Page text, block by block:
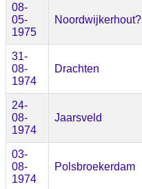
08-
05-
1975
Noordwijkerhout?
31-
08-
1974
Drachten
24-
08-
1974
Jaarsveld
03-
08-
1974
Polsbroekerdam